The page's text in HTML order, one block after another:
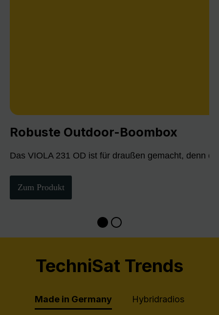
Robuste Outdoor-Boombox
Das VIOLA 231 OD ist für draußen gemacht, denn
Zum Produkt
TechniSat Trends
Made in Germany Hybridradios